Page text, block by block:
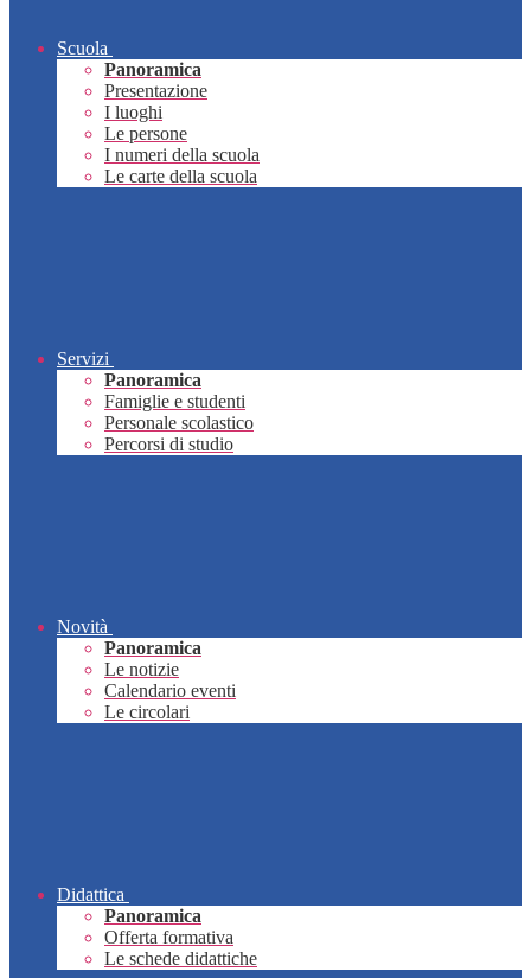
Scuola
Panoramica
Presentazione
I luoghi
Le persone
I numeri della scuola
Le carte della scuola
Servizi
Panoramica
Famiglie e studenti
Personale scolastico
Percorsi di studio
Novità
Panoramica
Le notizie
Calendario eventi
Le circolari
Didattica
Panoramica
Offerta formativa
Le schede didattiche